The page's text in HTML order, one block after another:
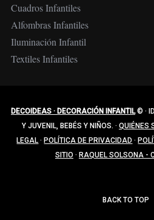
Cuadros Infantiles
Alfombras Infantiles
Iluminación Infantil
Textiles Infantiles
DECOIDEAS · DECORACIÓN INFANTIL© ·
Y JUVENIL, BEBÉS Y NIÑOS. · QUIÉNES
LEGAL · POLÍTICA DE PRIVACIDAD ·
SITIO · RAQUEL SOLSONA -
BACK TO TOP